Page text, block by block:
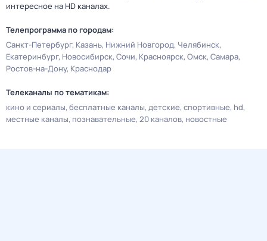
интересное на HD каналах.
Телепрограмма по городам:
Санкт-Петербург Казань Нижний Новгород Челябинск
Екатеринбург Новосибирск Сочи Красноярск Омск Самара
Ростов-на-Дону Краснодар
Телеканалы по тематикам:
кино и сериалы бесплатные каналы детские спортивные hd
местные каналы познавательные 20 каналов новостные